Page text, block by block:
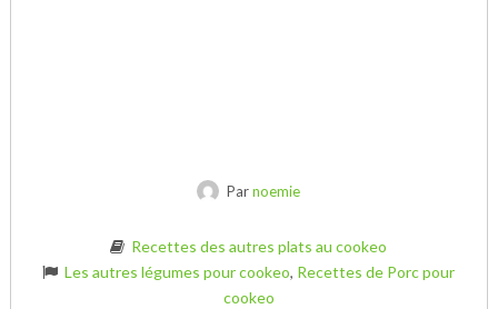
Parnoemie
Recettes des autres plats au cookeo
Les autres légumes pour cookeo, Recettes de Porc pour
cookeo